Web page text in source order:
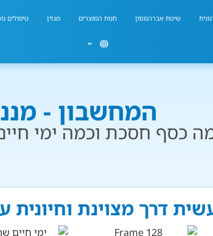
שיטת אברהמסון חנות המוצרים מגזין טיפולים
המחשבון - מננ
כסף חסכת וכמה ימי
דרך מצוינת וחיונית